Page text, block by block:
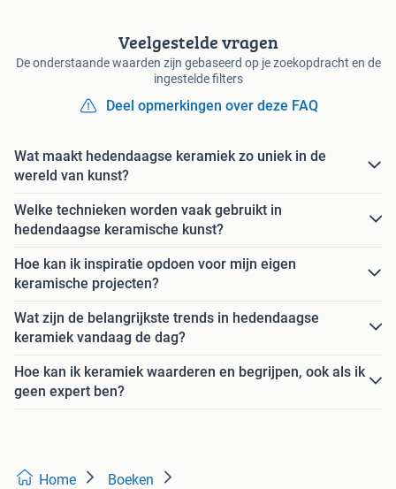
Veelgestelde vragen
De onderstaande waarden zijn gebaseerd op je zoekopdracht en de
ingestelde filters
Deel opmerkingen over deze FAQ
Wat maakt hedendaagse keramiek zo uniek in de
wereld van kunst?
Welke technieken worden vaak gebruikt in
hedendaagse keramische kunst?
Hoe kan ik inspiratie opdoen voor mijn eigen
keramische projecten?
Wat zijn de belangrijkste trends in hedendaagse
keramiek vandaag de dag?
Hoe kan ik keramiek waarderen en begrijpen, ook als ik
geen expert ben?
Home Boeken